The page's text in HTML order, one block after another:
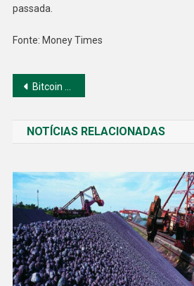
passada.
Fonte: Money Times
Navegação
Post
Bitcoin a US$ 45 mil, atualização London e legislação americana movimentam as criptomoedas
NOTÍCIAS RELACIONADAS